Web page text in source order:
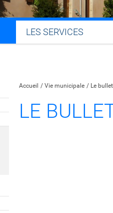
LES SERVICES
Accueil Vie municipale Le
LE